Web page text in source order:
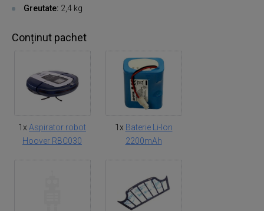
Greutate: 2,4 kg
Conținut pachet
1x Aspirator robot
Hoover RBC030
1x Baterie Li-Ion
2200mAh